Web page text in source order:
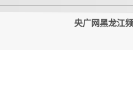
央广网黑龙江